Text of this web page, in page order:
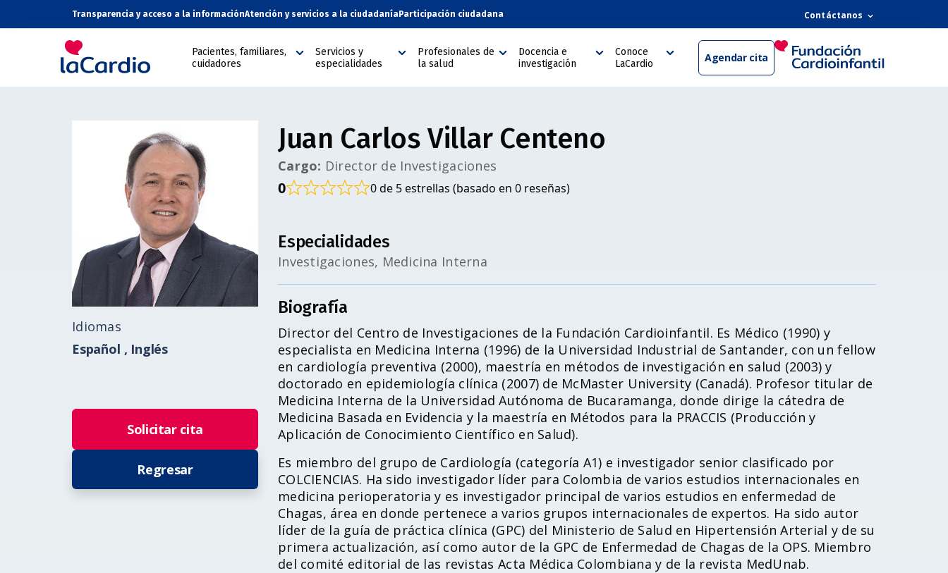
este
Transparencia y acceso a la informaciónAtención y servicios a la ciudadanía Participación ciudadana Contáctanos
Pacientes, familiares,
cuidadores
Servicios y
especialidades
Profesionales de
la salud
Docencia e
investigación
Conoce
LaCardio
Agendar cita
Idiomas
Español , Inglés
Solicitar cita
Regresar
Juan Carlos Villar Centeno
Cargo: Director de Investigaciones
0 0 de 5 estrellas (basado en 0 reseñas)
Especialidades
Investigaciones, Medicina Interna
Biografía
Director del Centro de Investigaciones de la Fundación Cardioinfantil. Es Médico (1990) y
especialista en Medicina Interna (1996) de la Universidad Industrial de Santander, con un fellow
en cardiología preventiva (2000), maestría en métodos de investigación en salud (2003) y
doctorado en epidemiología clínica (2007) de McMaster University (Canadá). Profesor titular de
Medicina Interna de la Universidad Autónoma de Bucaramanga, donde dirige la cátedra de
Medicina Basada en Evidencia y la maestría en Métodos para la PRACCIS (Producción y
Aplicación de Conocimiento Científico en Salud).
Es miembro del grupo de Cardiología (categoría A1) e investigador senior clasificado por
COLCIENCIAS. Ha sido investigador líder para Colombia de varios estudios internacionales en
medicina perioperatoria y es investigador principal de varios estudios en enfermedad de
Chagas, área en donde pertenece a varios grupos internacionales de expertos. Ha sido autor
líder de la guía de práctica clínica (GPC) del Ministerio de Salud en Hipertensión Arterial y de su
primera actualización, así como autor de la GPC de Enfermedad de Chagas de la OPS. Miembro
del comité editorial de las revistas Acta Médica Colombiana y de la revista MedUnab.